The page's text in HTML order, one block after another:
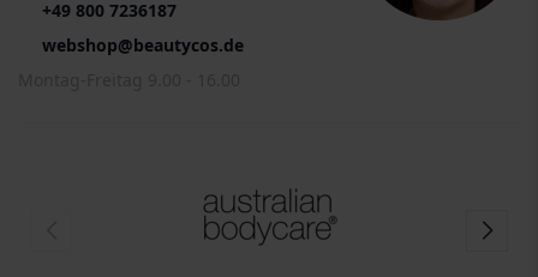
+49 800 7236187
webshop@beautycos.de